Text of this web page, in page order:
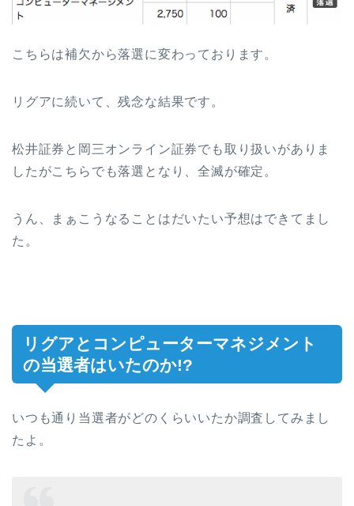
こちらは補欠から落選に変わっております。
リグアに続いて、残念な結果です。
松井証券と岡三オンライン証券でも取り扱いがありま
したがこちらでも落選となり、全滅が確定。
うん、まぁこうなることはだいたい予想はできてまし
た。
リグアとコンピューターマネジメント
の当選者はいたのか!?
いつも通り当選者がどのくらいいたか調査してみまし
たよ。